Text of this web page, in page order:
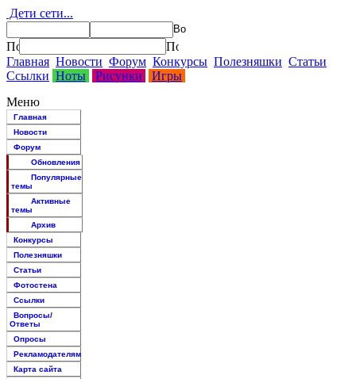
Дети сети...
Главная Новости Форум Конкурсы Полезняшки Статьи
Ссылки Ноты Рисунки
Игры
Меню
Главная
Новости
Форум
Обновления
Популярные
темы
Активные
темы
Архив
Конкурсы
Полезняшки
Статьи
Фотостена
Ссылки
Вопросы/
Ответы
Опросы
Рекламодателям
Карта сайта